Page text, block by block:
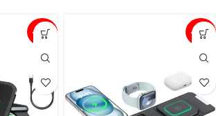
15%-
15%-